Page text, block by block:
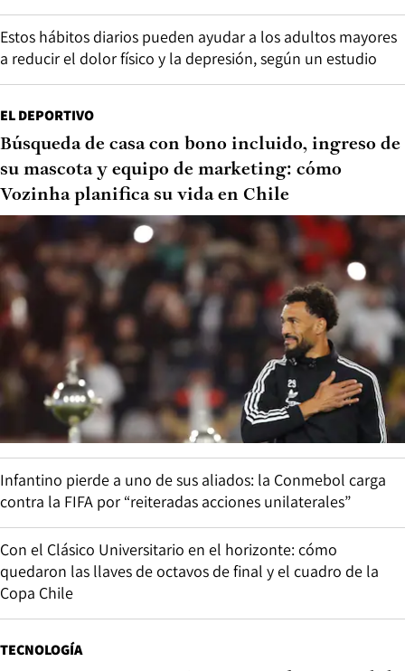
Estos hábitos diarios pueden ayudar a los adultos mayores
a reducir el dolor físico y la depresión, según un estudio
EL DEPORTIVO
Búsqueda de casa con bono incluido, ingreso de
su mascota y equipo de marketing: cómo
Vozinha planifica su vida en Chile
Infantino pierde a uno de sus aliados: la Conmebol carga
contra la FIFA por “reiteradas acciones unilaterales”
Con el Clásico Universitario en el horizonte: cómo
quedaron las llaves de octavos de final y el cuadro de la
Copa Chile
TECNOLOGÍA